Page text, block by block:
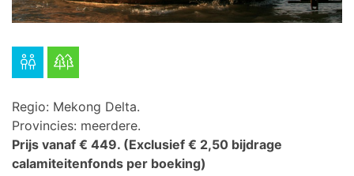
Regio: Mekong Delta.
Provincies: meerdere.
Prijs vanaf € 449. (Exclusief € 2,50 bijdrage
calamiteitenfonds per boeking)